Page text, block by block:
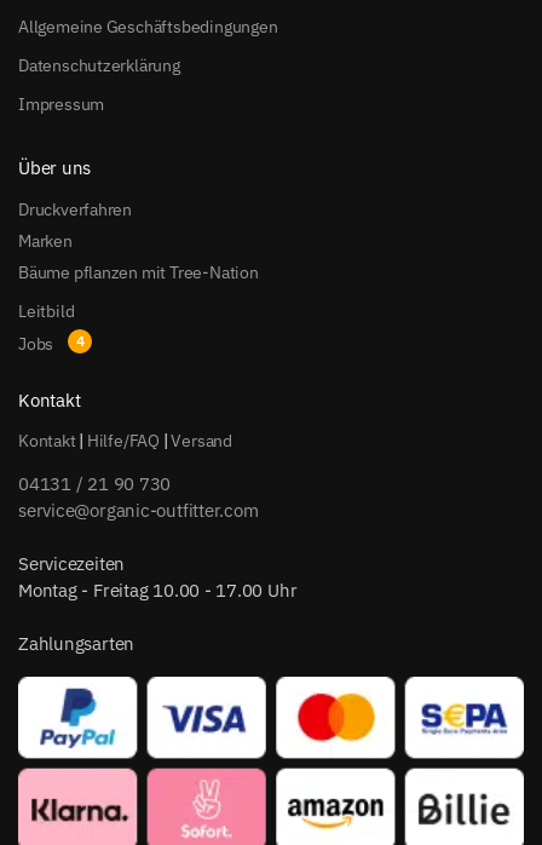
Allgemeine Geschäftsbedingungen
Datenschutzerklärung
Impressum
Über uns
Druckverfahren
Marken
Bäume pflanzen mit Tree-Nation
Leitbild
Jobs
Kontakt
Kontakt| Hilfe/FAQ |Versand
04131 / 21 90 730
service@organic-outfitter.com
Servicezeiten
Montag - Freitag 10.00 - 17.00 Uhr
Zahlungsarten